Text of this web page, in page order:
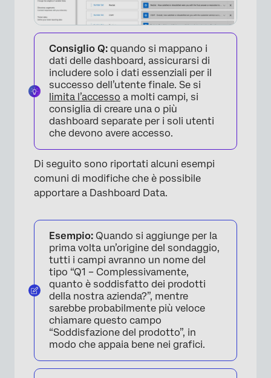
×
×
Consiglio Q: quando si mappano i
dati delle dashboard, assicurarsi di
includere solo i dati essenziali per il
successo dell’utente finale. Se si
limita l’accesso a molti campi, si
consiglia di creare una o più
dashboard separate per i soli utenti
che devono avere accesso.
Di seguito sono riportati alcuni esempi
comuni di modifiche che è possibile
apportare a Dashboard Data.
Esempio: Quando si aggiunge per la
prima volta un’origine del sondaggio,
tutti i campi avranno un nome del
tipo “Q1 – Complessivamente,
quanto è soddisfatto dei prodotti
della nostra azienda?”, mentre
sarebbe probabilmente più veloce
chiamare questo campo
“Soddisfazione del prodotto”, in
modo che appaia bene nei grafici.